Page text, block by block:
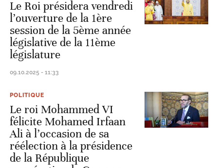
Le Roi présidera vendredi
l’ouverture de la 1ère
session de la 5ème année
législative de la 11ème
législature
09.10.2025 - 11:33
POLITIQUE
Le roi Mohammed VI
félicite Mohamed Irfaan
Ali à l’occasion de sa
réélection à la présidence
de la République